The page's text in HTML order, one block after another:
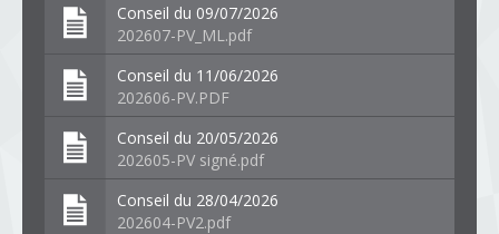
Conseil du 09/07/2026
202607-PV_ML.pdf
Conseil du 11/06/2026
202606-PV.PDF
Conseil du 20/05/2026
202605-PV signé.pdf
Conseil du 28/04/2026
202604-PV2.pdf